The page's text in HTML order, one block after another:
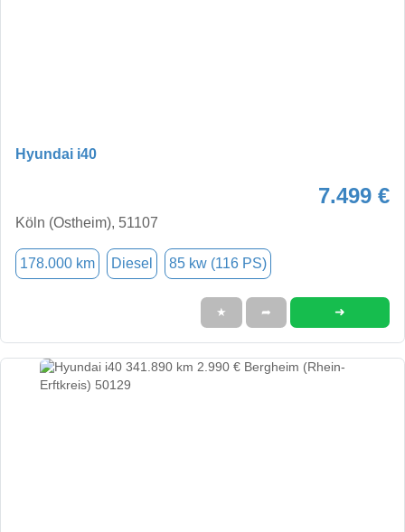
Hyundai i40
7.499 €
Köln (Ostheim), 51107
178.000 km Diesel 85 kw (116 PS)
★ ➦ ➜